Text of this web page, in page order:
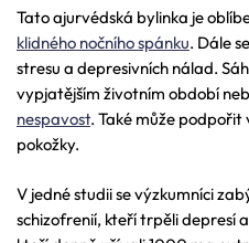
Tato ajurvédská bylinka je
klidného nočního spánku. Dále
stresu a depresivních nálad.
vypjatějším životním období
nespavost. Také může
pokožky.
V jedné studii se výzkumníci
schizofrenií, kteří trpěli depresí